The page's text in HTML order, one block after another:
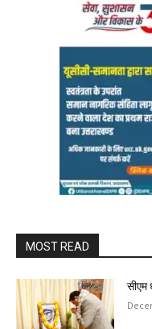
MOST READ
सीएम